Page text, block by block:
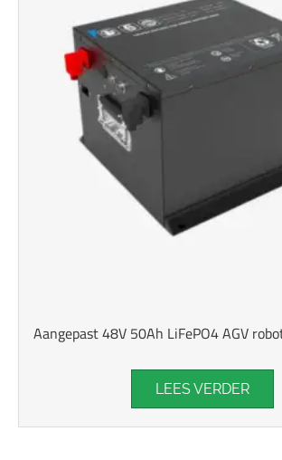
Aangepast 48V 50Ah LiFePO4 AGV
LEES VERDER